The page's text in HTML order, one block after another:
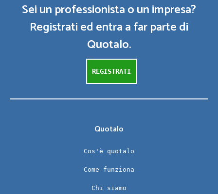
Sei un professionista o un impresa?
Registrati ed entra a far parte di
Quotalo.
REGISTRATI
Quotalo
Cos'è quotalo
Come funziona
Chi siamo